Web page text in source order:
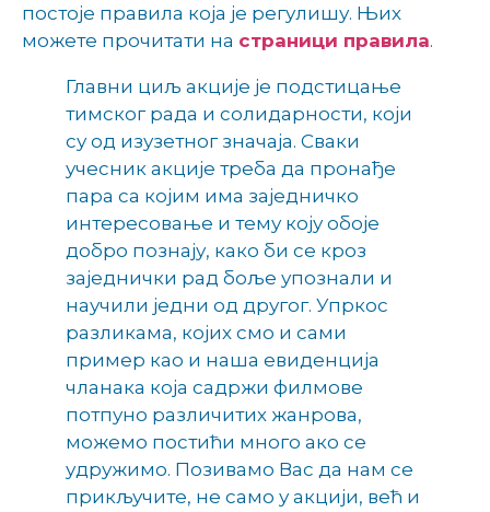
постоје правила која је регулишу. Њих
можете прочитати на страници правила.
Главни циљ акције је подстицање
тимског рада и солидарности, који
су од изузетног значаја. Сваки
учесник акције треба да пронађе
пара са којим има заједничко
интересовање и тему коју обоје
добро познају, како би се кроз
заједнички рад боље упознали и
научили једни од другог. Упркос
разликама, којих смо и сами
пример као и наша евиденција
чланака која садржи филмове
потпуно различитих жанрова,
можемо постићи много ако се
удружимо. Позивамо Вас да нам се
прикључите, не само у акцији, већ и